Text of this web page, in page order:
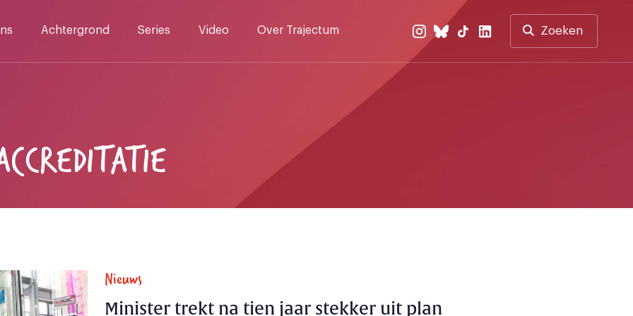
Achtergrond Series Video Over Trajectum Zoeken
Nieuws
Minister trekt na tien jaar stekker uit plan